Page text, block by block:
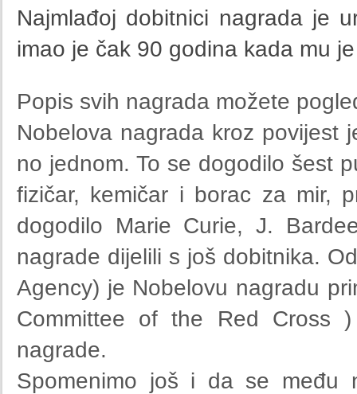
Najmlađoj dobitnici nagrada je
imao je čak 90 godina kada mu
Popis svih nagrada možete
Nobelova nagrada kroz povijest
no jednom. To se dogodilo šest
fizičar, kemičar i borac za mir,
dogodilo Marie Curie, J.
nagrade dijelili s još dobitnika.
Agency) je Nobelovu nagradu
Committee of the Red Cross
nagrade.
Spomenimo još i da se među